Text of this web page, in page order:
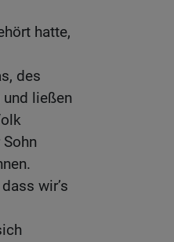
hatte,
des
ließen
wir’s